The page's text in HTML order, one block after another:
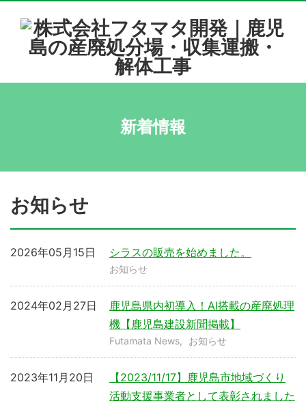
新着情報
お知らせ
シラスの販売を始めました。
2026年05月15日
お知らせ
鹿児島県内初導入！AI搭載の産廃処理
機【鹿児島建設新聞掲載】
2024年02月27日
Futamata News お知らせ
【2023/11/17】鹿児島市地域づくり
活動支援事業者として表彰されました
2023年11月20日